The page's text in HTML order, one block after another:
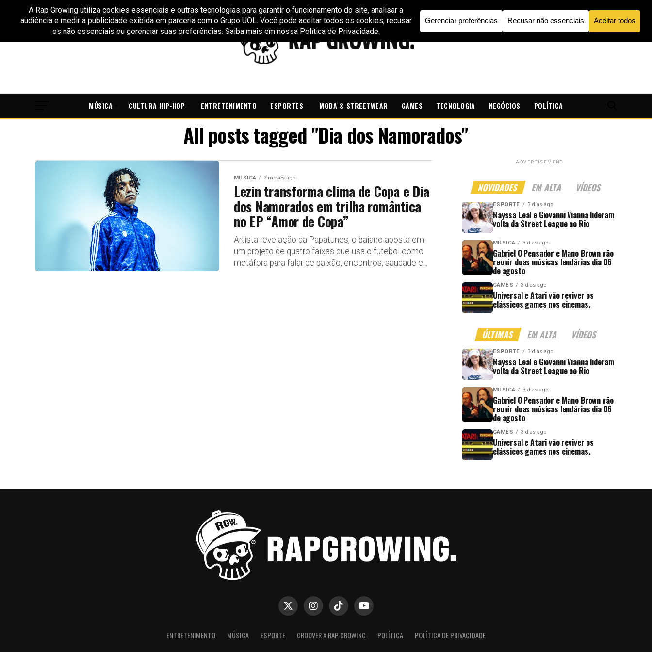
MÚSICA CULTURA HIP-HOP ENTRETENIMENTO ESPORTES MODA & STREETWEAR GAMES TECNOLOGIA NEGÓCIOS POLÍTICA
All posts tagged "Dia dos Namorados"
MÚSICA 2 meses ago
Lezin transforma clima de Copa e Dia
dos Namorados em trilha romântica
no EP “Amor de Copa”
Artista revelação da Papatunes, o baiano aposta em
um projeto de quatro faixas que usa o futebol como
metáfora para falar de paixão, encontros, saudade e...
ADVERTISEMENT
NOVIDADES EM ALTA VÍDEOS
ESPORTE 3 dias ago
Rayssa Leal e Giovanni Vianna lideram
volta da Street League ao Rio
MÚSICA 3 dias ago
Gabriel O Pensador e Mano Brown vão
reunir duas músicas lendárias dia 06
de agosto
GAMES 3 dias ago
Universal e Atari vão reviver os
clássicos games nos cinemas.
ÚLTIMAS EM ALTA VÍDEOS
ESPORTE 3 dias ago
Rayssa Leal e Giovanni Vianna lideram
volta da Street League ao Rio
MÚSICA 3 dias ago
Gabriel O Pensador e Mano Brown vão
reunir duas músicas lendárias dia 06
de agosto
GAMES 3 dias ago
Universal e Atari vão reviver os
clássicos games nos cinemas.
ENTRETENIMENTO MÚSICA ESPORTE GROOVER X RAP GROWING POLÍTICA POLÍTICA DE PRIVACIDADE